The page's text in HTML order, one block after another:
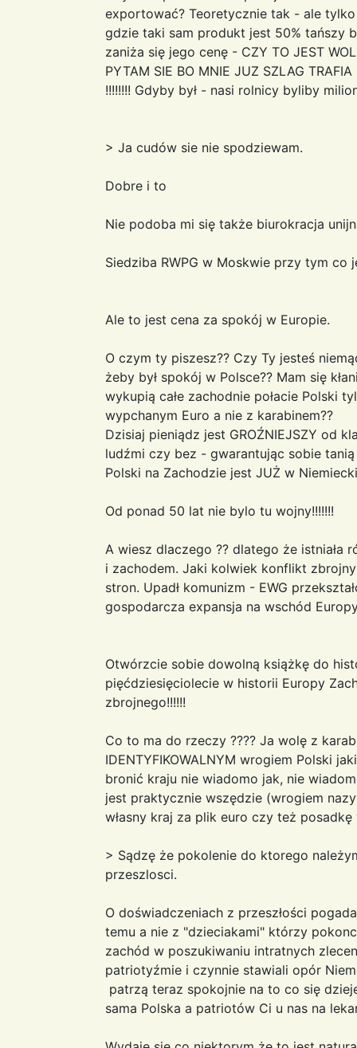
exportować? Teoretycznie tak - ale
gdzie taki sam produkt jest 50% tańszy
zaniża się jego cenę - CZY TO JEST
PYTAM SIE BO MNIE JUZ SZLAG
!!!!!!!! Gdyby był - nasi rolnicy byliby
> Ja cudów sie nie spodziewam.
Dobre i to
Nie podoba mi się także biurokracja
Siedziba RWPG w Moskwie przy tym co
Ale to jest cena za spokój w Europie.
O czym ty piszesz?? Czy Ty jesteś
żeby był spokój w Polsce?? Mam się
wykupią całe zachodnie połacie Polski
wypchanym Euro a nie z karabinem??
Dzisiaj pieniądz jest GROŹNIEJSZY od
ludźmi czy bez - gwarantując sobie
Polski na Zachodzie jest JUŻ w
Od ponad 50 lat nie bylo tu wojny!!!!!!!
A wiesz dlaczego ?? dlatego że istniała
i zachodem. Jaki kolwiek konflikt
stron. Upadł komunizm - EWG
gospodarcza expansja na wschód
Otwórzcie sobie dowolną książkę do
pięćdziesięciolecie w historii Europy
zbrojnego!!!!!!
Co to ma do rzeczy ???? Ja wolę z
IDENTYFIKOWALNYM wrogiem Polski
bronić kraju nie wiadomo jak, nie
jest praktycznie wszędzie (wrogiem
własny kraj za plik euro czy też
> Sądzę że pokolenie do ktorego
przeszlosci.
O doświadczeniach z przeszłości
temu a nie z "dzieciakami" którzy
zachód w poszukiwaniu intratnych
patriotyźmie i czynnie stawiali opór
patrzą teraz spokojnie na to co się
sama Polska a patriotów Ci u nas na